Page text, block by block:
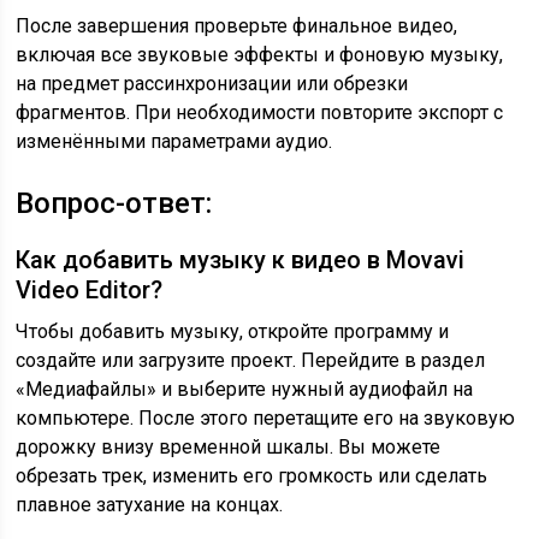
После завершения проверьте финальное видео,
включая все звуковые эффекты и фоновую музыку,
на предмет рассинхронизации или обрезки
фрагментов. При необходимости повторите экспорт с
изменёнными параметрами аудио.
Вопрос-ответ:
Как добавить музыку к видео в Movavi
Video Editor?
Чтобы добавить музыку, откройте программу и
создайте или загрузите проект. Перейдите в раздел
«Медиафайлы» и выберите нужный аудиофайл на
компьютере. После этого перетащите его на звуковую
дорожку внизу временной шкалы. Вы можете
обрезать трек, изменить его громкость или сделать
плавное затухание на концах.